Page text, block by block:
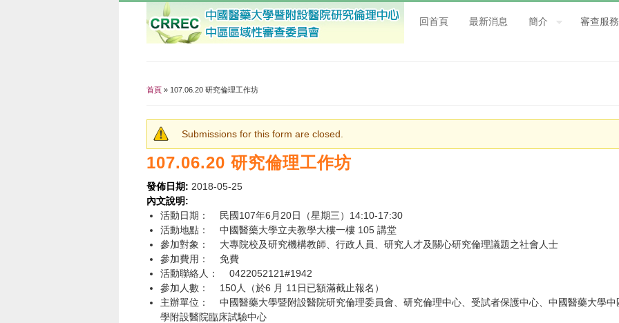
回首頁 最新消息 簡介 審查服務
首頁 » 107.06.20 研究倫理工作坊
警告訊息
Submissions for this form are closed.
107.06.20 研究倫理工作坊
發佈日期: 2018-05-25
內文說明:
活動日期： 民國107年6月20日（星期三）14:10-17:30
活動地點： 中國醫藥大學立夫教學大樓一樓 105 講堂
參加對象： 大專院校及研究機構教師、行政人員、研究人才及關心研究倫理議題之社會人士
參加費用： 免費
活動聯絡人： 0422052121#1942
參加人數： 150人（於6 月 11日已額滿截止報名）
主辦單位： 中國醫藥大學暨附設醫院研究倫理委員會、研究倫理中心、受試者保護中心、中國醫藥大學
學附設醫院臨床試驗中心